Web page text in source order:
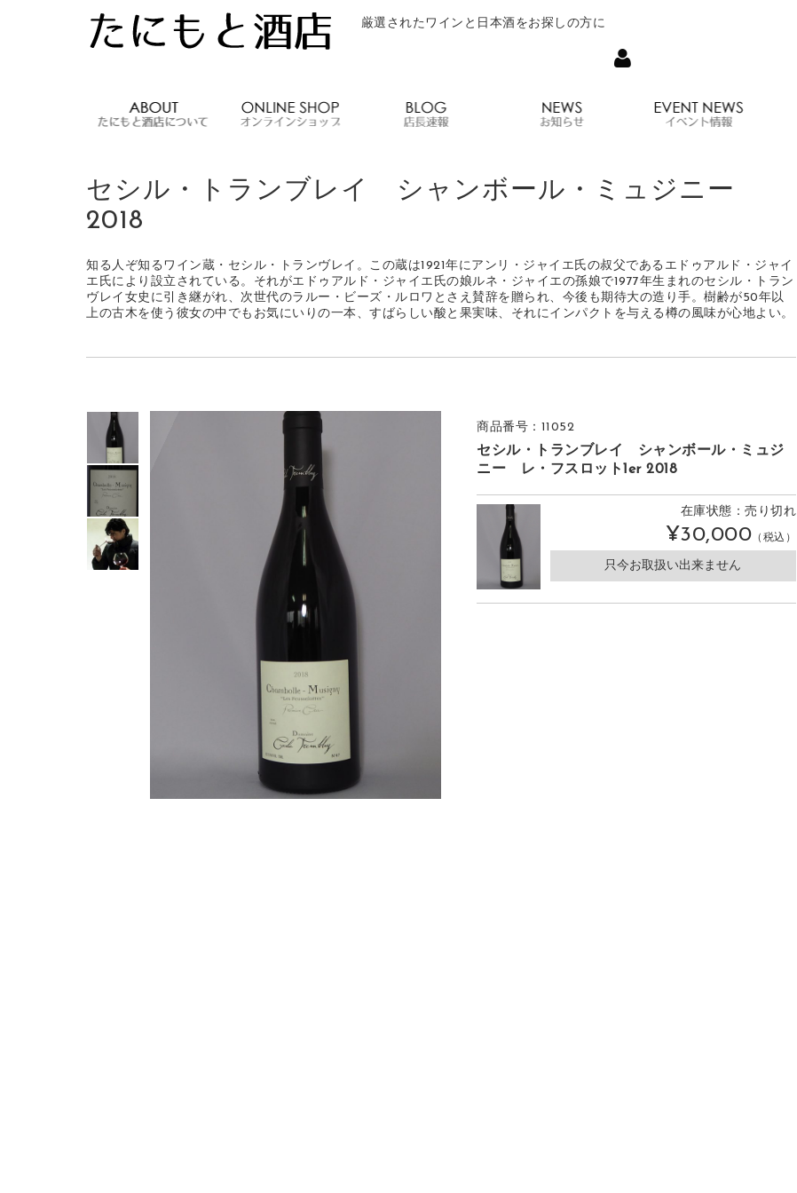
厳選されたワインと日本酒をお探しの方に
たにもと酒店についてオンラインショップ店長速報 お知らせ
セシル・トランブレイ シャンボール・ミュジニー
2018
知る人ぞ知るワイン蔵・セシル・トランヴレイ。この蔵は1921年にアンリ・ジャイエ氏の叔父であるエドゥアルド・ジャイ
エ氏により設立されている。それがエドゥアルド・ジャイエ氏の娘ルネ・ジャイエの孫娘で1977年生まれのセシル・トラン
ヴレイ女史に引き継がれ、次世代のラルー・ビーズ・ルロワとさえ賛辞を贈られ、今後も期待大の造り手。樹齢が50年以
上の古木を使う彼女の中でもお気にいりの一本、すばらしい酸と果実味、それにインパクトを与える樽の風味が心地よい。
商品番号：11052
セシル・トランブレイ シャンボール・ミュジ
ニー レ・フスロット1er 2018
在庫状態：売り切れ
¥30,000 （税込）
只今お取扱い出来ません